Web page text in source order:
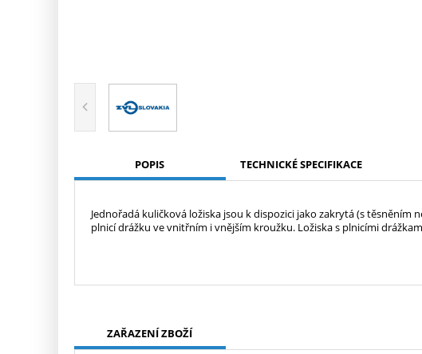
POPIS TECHNICKÉ SPECIFIKACE
Jednořadá kuličková ložiska jsou k dispozici jako zakrytá (s
plnicí drážku ve vnitřním i vnějším kroužku. Ložiska s plnicími
ZAŘAZENÍ ZBOŽÍ